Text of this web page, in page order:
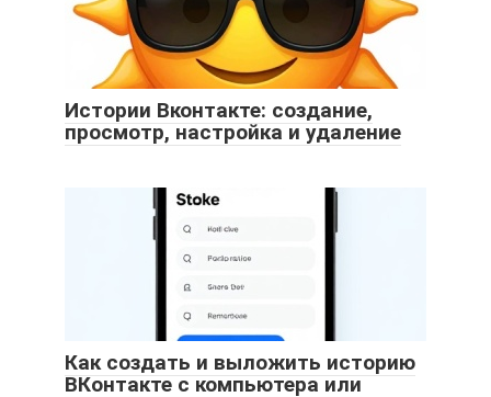
Истории Вконтакте: создание,
просмотр, настройка и удаление
Как создать и выложить историю
ВКонтакте с компьютера или